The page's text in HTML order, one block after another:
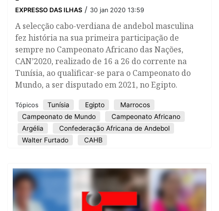
EXPRESSO DAS ILHAS / 30 jan 2020 13:59
A selecção cabo-verdiana de andebol masculina
fez história na sua primeira participação de
sempre no Campeonato Africano das Nações,
CAN’2020, realizado de 16 a 26 do corrente na
Tunísia, ao qualificar-se para o Campeonato do
Mundo, a ser disputado em 2021, no Egipto.
Tópicos Tunísia Egipto
Marrocos
Campeonato de Mundo
Campeonato Africano
Argélia
Confederação Africana de Andebol
Walter Furtado
CAHB